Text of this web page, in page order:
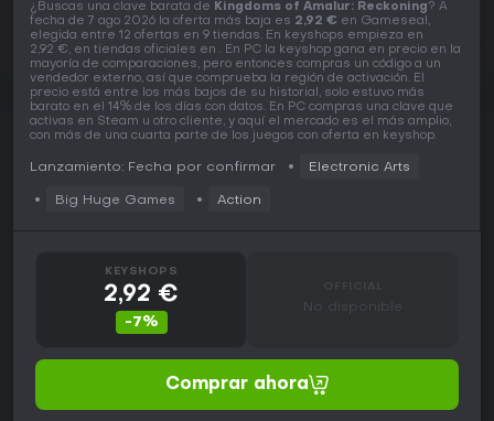
¿Buscas una clave barata de Kingdoms of Amalur: Reckoning? A
fecha de 7 ago 2026 la oferta más baja es 2,92 € en Gameseal,
elegida entre 12 ofertas en 9 tiendas. En keyshops empieza en
2,92 €, en tiendas oficiales en . En PC la keyshop gana en precio en la
mayoría de comparaciones, pero entonces compras un código a un
vendedor externo, así que comprueba la región de activación. El
precio está entre los más bajos de su historial, solo estuvo más
barato en el 14% de los días con datos. En PC compras una clave que
activas en Steam u otro cliente, y aquí el mercado es el más amplio,
con más de una cuarta parte de los juegos con oferta en keyshop.
Lanzamiento: Fecha por confirmar Electronic Arts
Big Huge Games Action
KEYSHOPS
2,92 €
-7%
No disponible
Comprar ahora